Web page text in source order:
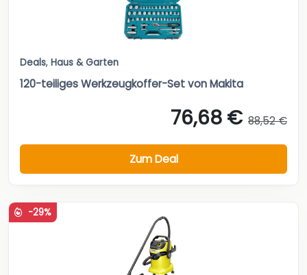
Deals, Haus & Garten
120-teiliges Werkzeugkoffer-Set von Makita
76,68 € 88,52 €
Zum Deal
-29%